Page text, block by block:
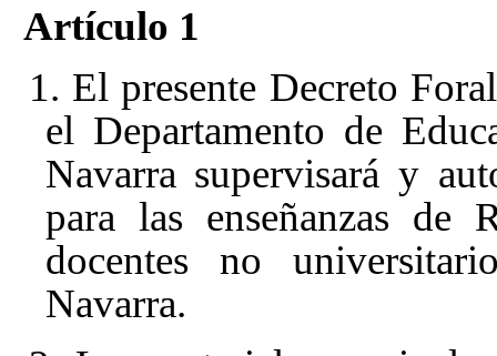
Artículo 1
1. El presente Decreto
el Departamento de
Navarra supervisará y
para las enseñanzas de
docentes no
Navarra.